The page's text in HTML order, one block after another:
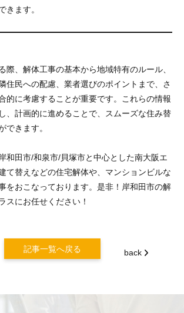
きます。
際、解体工事の基本から地域特有のルール、
住民への配慮、業者選びのポイントまで、さ
的に考慮することが重要です。これらの情報
、計画的に進めることで、スムーズな住み替
できます。
和田市/和泉市/貝塚市と中心とした南大阪エ
て替えなどの住宅解体や、マンションビルな
をおこなっております。是非！岸和田市の解
スにお任せください！
記事一覧へ戻る back